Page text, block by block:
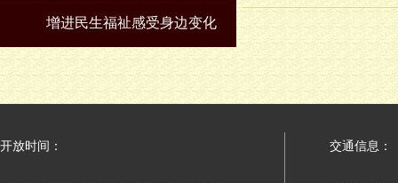
增进民生福祉感受身边变化
开放时间： 交通信息：